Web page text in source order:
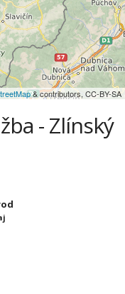
& contributors, CC-BY-SA
- Zlínský